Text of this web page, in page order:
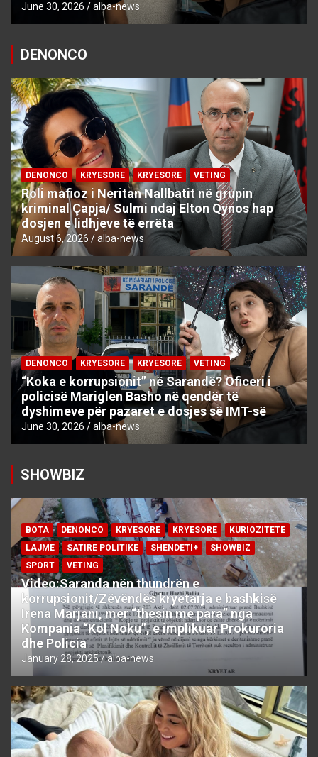
June 30, 2026 alba-news
DENONCO
DENONCO KRYESORE KRYESORE VETING
Roli mafioz i Neritan Nallbatit në grupin
kriminal Çapja/ Sulmi ndaj Elton Qynos hap
dosjen e lidhjeve të errëta
August 6, 2026 alba-news
DENONCO KRYESORE KRYESORE VETING
“Koka e korrupsionit” në Sarandë? Oficeri i
policisë Mariglen Basho në qendër të
dyshimeve për pazaret e dosjes së IMT-së
June 30, 2026 alba-news
SHOWBIZ
BOTA DENONCO KRYESORE KRYESORE
KURIOZITETE
LAJME
SATIRE POLITIKE SHENDETI+
SHOWBIZ
SPORT
VETING
Video:Saranda nën thundrën e
korrupsionit/Zëvëndës kryetarja e bashkisë
Irena Marjani, mer “thesin me para” nga
Kompania “Kol Noku”, e implikuar Prokuroria
dhe Policia
January 28, 2025 alba-news